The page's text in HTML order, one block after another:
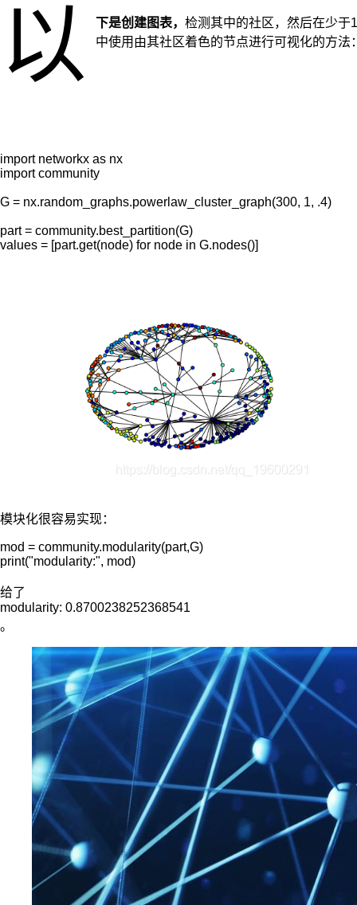
以 下是创建图表， 检测其中的社区，然后在少于
中使用由其社区着色的节点进行可视化的方法
import networkx as nx
import community
G = nx.random_graphs.powerlaw_cluster_graph(300, 1, .4)
part = community.best_partition(G)
values = [part.get(node) for node in G.nodes()]
模块化很容易实现：
mod = community.modularity(part,G)
print("modularity:", mod)
给了
modularity: 0.8700238252368541
。